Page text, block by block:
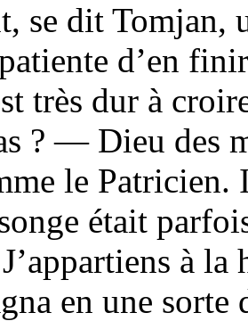
se dit Tomjan,
d’en
très dur à
? — Dieu des
le
était
à la
en une sorte